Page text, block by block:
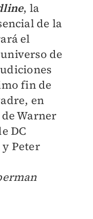
, la
de la
el
de
fin de
en
Warner
DC
y Peter